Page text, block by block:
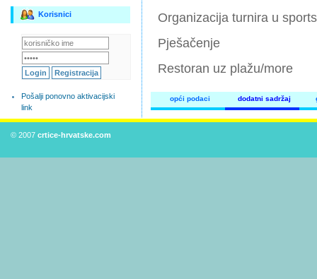
Korisnici
Pošalji ponovno aktivacijski
link
Organizacija turnira u
Pješačenje
Restoran uz plažu/more
opći podaci dodatni sadržaj
© 2007 crtice-hrvatske.com